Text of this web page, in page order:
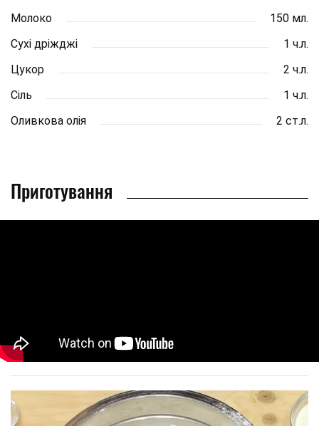
Молоко
150 мл.
Сухі дріжджі
1 ч.л.
Цукор
2 ч.л.
Сіль
1 ч.л.
Оливкова олія
2 ст.л.
Приготування